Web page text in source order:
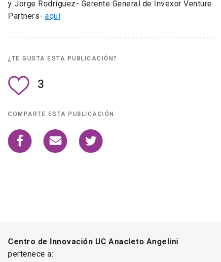
y Jorge Rodríguez- Gerente General de Invexor Venture
Partners- aquí
¿TE GUSTA ESTA PUBLICACIÓN?
3
COMPARTE ESTA PUBLICACIÓN
Centro de Innovación UC Anacleto Angelini
pertenece a: